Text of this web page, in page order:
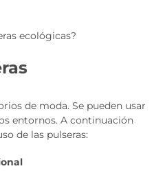
de moda. Se pueden usar
entornos. A continuación
de las pulseras: